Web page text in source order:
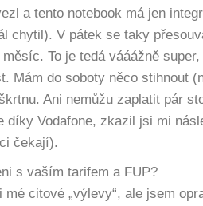
a tento notebook má jen
chytil). V pátek se taky
To je tedá vááážně
Mám do soboty něco stihnout
Ani nemůžu zaplatit pár
díky Vodafone, zkazil jsi mi
čekají).
s vaším tarifem a FUP?
citové „výlevy“, ale jsem